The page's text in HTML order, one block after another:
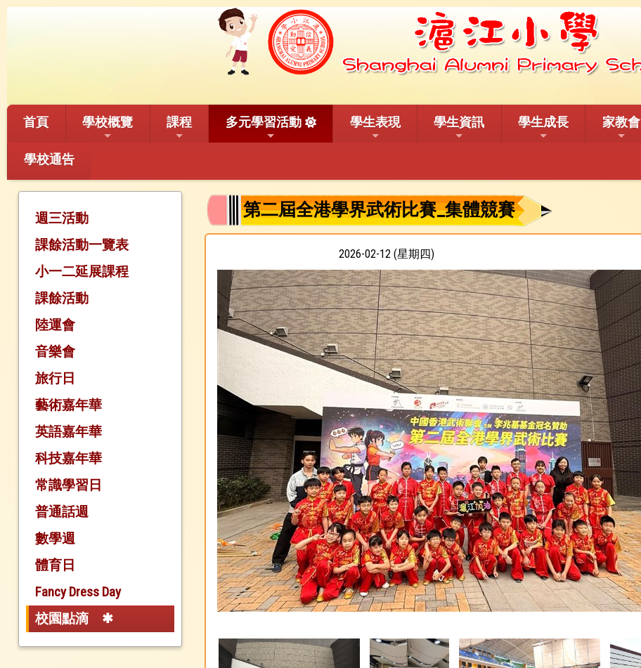
首頁 學校概覽 課程 多元學習活動 學生表現 學生資訊 學生成長 家教會
學校通告
週三活動
課餘活動一覽表
小一二延展課程
課餘活動
陸運會
音樂會
旅行日
藝術嘉年華
英語嘉年華
科技嘉年華
常識學習日
普通話週
數學週
體育日
Fancy Dress Day
校園點滴
第二屆全港學界武術比賽_集體競賽
2026-02-12 (星期四)